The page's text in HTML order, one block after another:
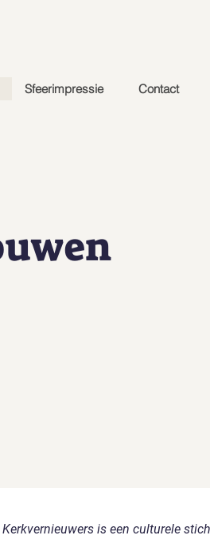
Sfeerimpressie Contact
Kerkvernieuwers is een culturele